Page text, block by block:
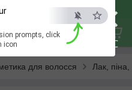
×
ESC
prompts, click
icon
для волосся Лак,